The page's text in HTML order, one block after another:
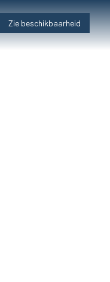
Zie beschikbaarheid